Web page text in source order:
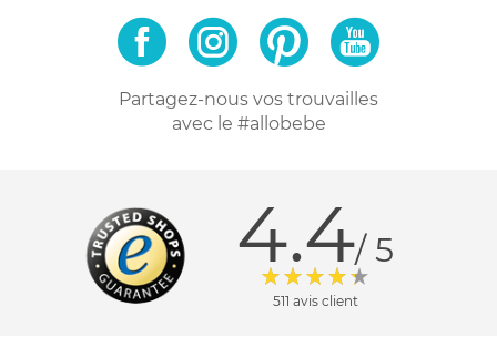
Partagez-nous vos trouvailles
avec le #allobebe
4.4/ 5
511 avis client